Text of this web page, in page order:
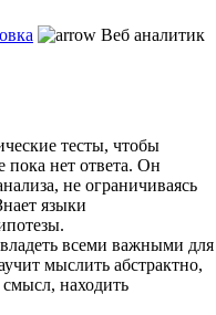
тесты, чтобы
пока нет ответа. Он
не ограничиваясь
языки
всеми важными для
мыслить абстрактно,
находить